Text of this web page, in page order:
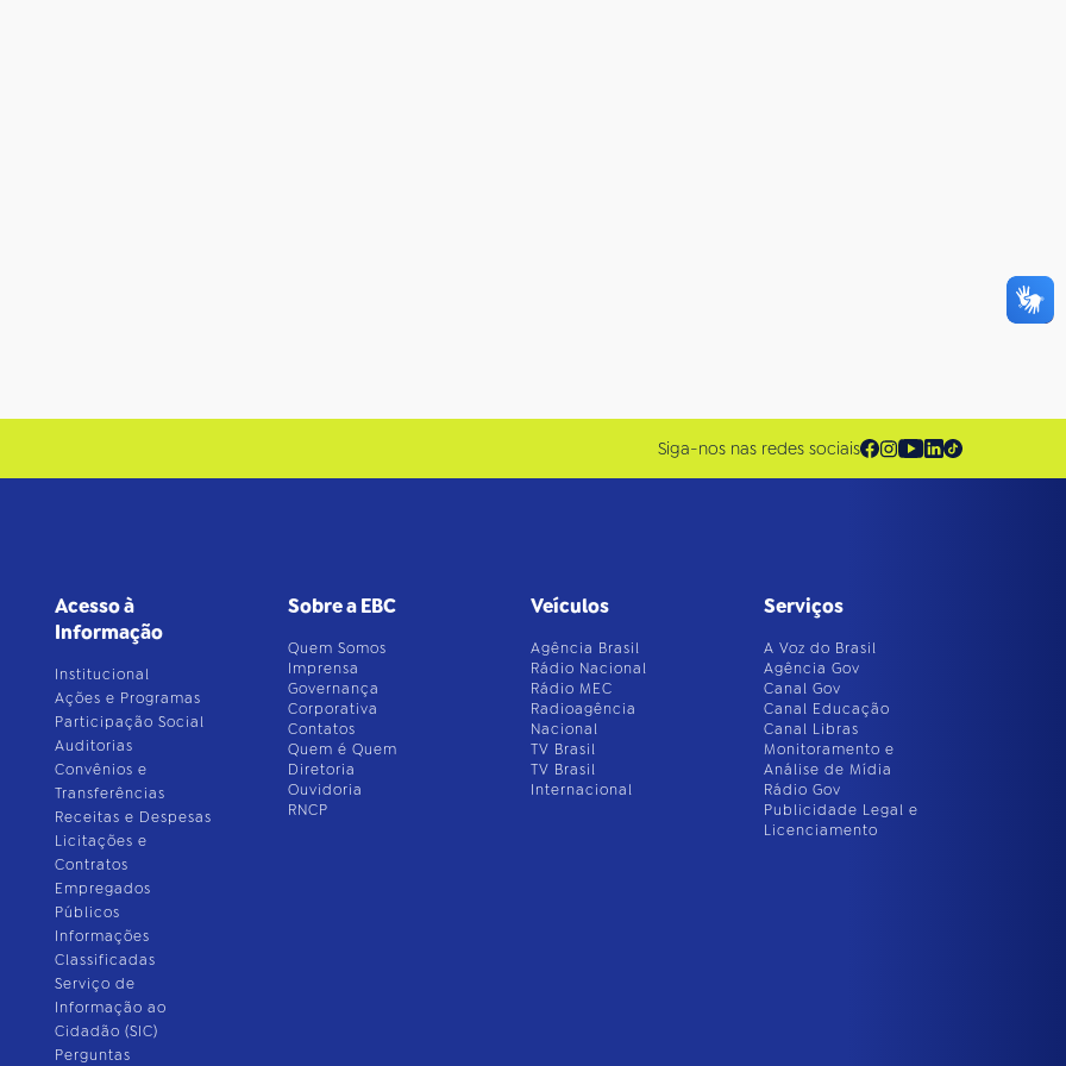
Siga-nos nas redes sociais
Acesso à
Informação
Institucional
Ações e Programas
Participação Social
Auditorias
Convênios e
Transferências
Receitas e Despesas
Licitações e
Contratos
Empregados
Públicos
Informações
Classificadas
Serviço de
Informação ao
Cidadão (SIC)
Perguntas
Sobre a EBC
Quem Somos
Imprensa
Governança
Corporativa
Contatos
Quem é Quem
Diretoria
Ouvidoria
RNCP
Veículos
Agência Brasil
Rádio Nacional
Rádio MEC
Radioagência
Nacional
TV Brasil
TV Brasil
Internacional
Serviços
A Voz do Brasil
Agência Gov
Canal Gov
Canal Educação
Canal Libras
Monitoramento e
Análise de Mídia
Rádio Gov
Publicidade Legal e
Licenciamento